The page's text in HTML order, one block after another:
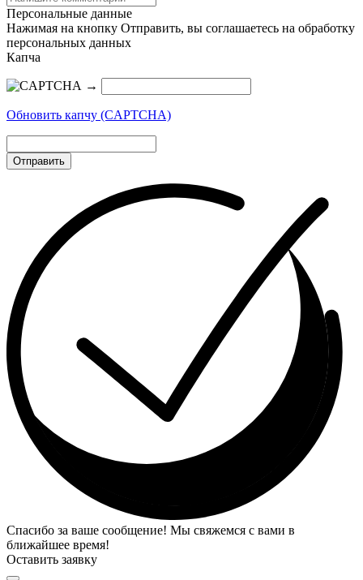
Персональные данные
Нажимая на кнопку Отправить, вы соглашаетесь на обработку
персональных данных
Капча
→
Обновить капчу (CAPTCHA)
Отправить
Спасибо за ваше сообщение! Мы свяжемся с вами в
ближайшее время!
Оставить заявку